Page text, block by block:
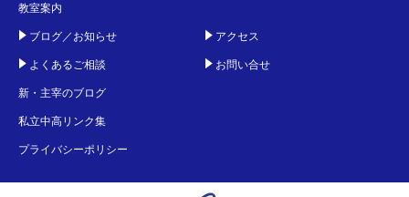
教室案内
ブログ／お知らせ アクセス
よくあるご相談 お問い合せ
新・主宰のブログ
私立中高リンク集
プライバシーポリシー